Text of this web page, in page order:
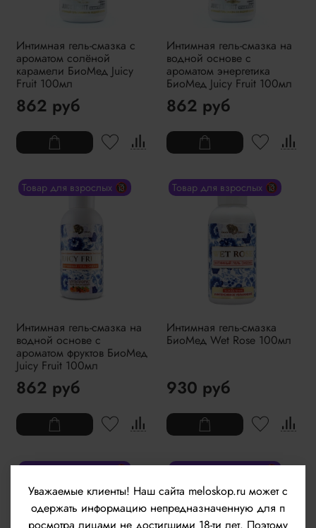
Интимная гель-смазка с
ароматом солёной
карамели БиоМед Juicy
Fruit 100мл
862 руб
Интимная гель-смазка на
водной основе с
ароматом энергетика
БиоМед Juicy Fruit 100мл
862 руб
Товар для взрослых 🔞
Интимная гель-смазка на
водной основе с
ароматом фруктов БиоМед
Juicy Fruit 100мл
862 руб
Товар для взрослых 🔞
Интимная гель-смазка
БиоМед Wet Rose 100мл
930 руб
Товар для взрослых 🔞 Товар для взрослых 🔞
Уважаемые клиенты! Наш сайта meloskop.ru может с
одержать информацию непредназначенную для п
росмотра лицами не достигшими 18-ти лет. Поэтому